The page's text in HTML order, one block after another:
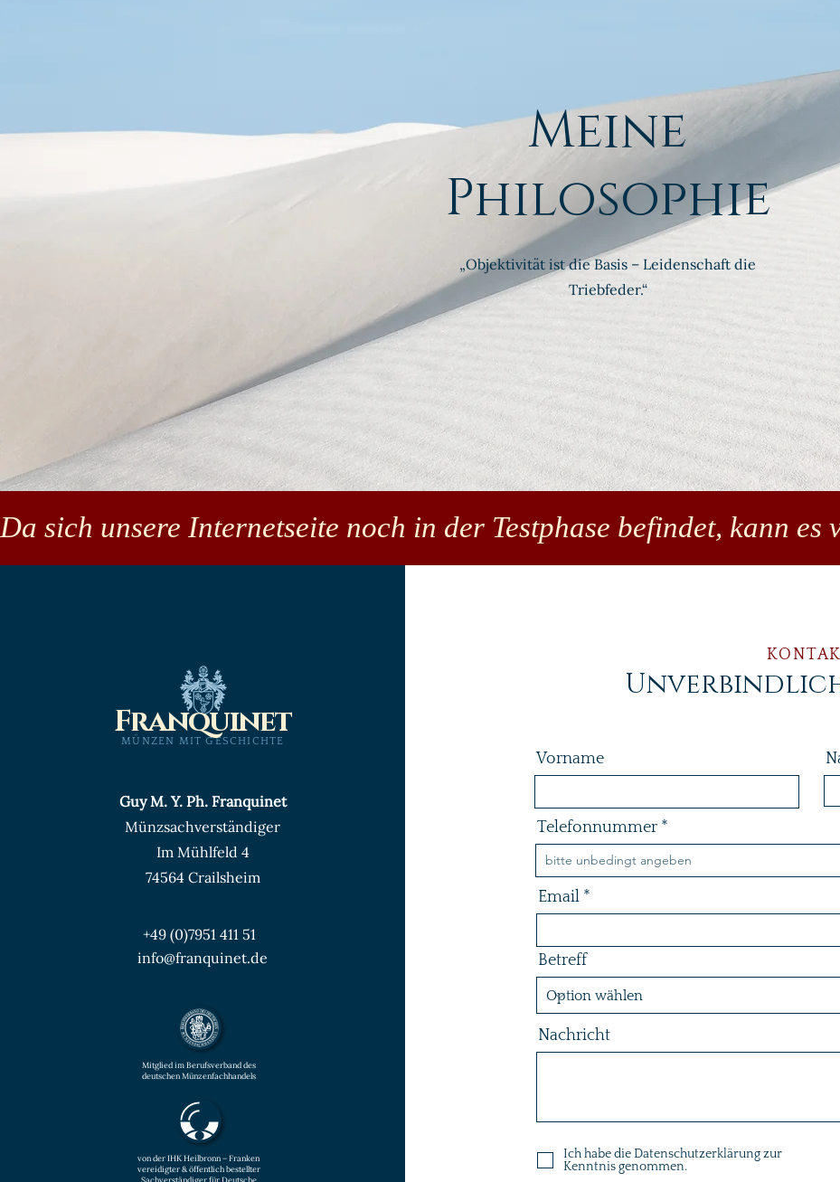
Meine
Philosophie
„Objektivität ist die Basis – Leidenschaft die
Triebfeder.“
Da sich unsere Internetseite noch in der Testphase befindet, kann
MÜNZEN MIT GESCHICHTE
Franquinet
Guy M. Y. Ph. Franquinet
Münzsachverständiger
Im Mühlfeld 4
74564 Crailsheim
+49 (0)7951 411 51
info@franquinet.de
Mitglied im Berufsverband des
deutschen Münzenfachhandels
von der IHK Heilbronn – Franken
vereidigter & öffentlich bestellter
Sachverständiger für Deutsche
Vorname
Telefonnummer
Email
Betreff
Nachricht
Ich habe die Datenschutzerklärung zur
Kenntnis genommen.